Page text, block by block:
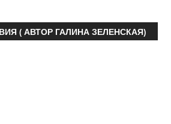
( АВТОР ГАЛИНА ЗЕЛЕНСКАЯ)